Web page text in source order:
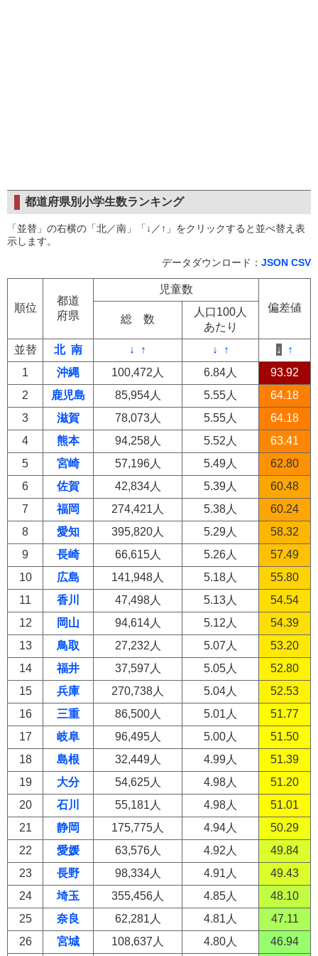
都道府県別小学生数ランキング
「並替」の右横の「北／南」「↓／↑」をクリックすると並べ替え表
示します。
データダウンロード： JSON CSV
順位
都道
府県
児童数
偏差値
総 数
人口100人
あたり
並替
北 南 ↓ ↑ ↓ ↑ ↓
↑
1
沖縄 100,472人 6.84人
93.92
2
鹿児島 85,954人 5.55人
64.18
3
滋賀 78,073人 5.55人
64.18
4
熊本 94,258人 5.52人
63.41
5
宮崎 57,196人 5.49人
62.80
6
佐賀 42,834人 5.39人
60.48
7
福岡 274,421人 5.38人
60.24
8
愛知 395,820人 5.29人
58.32
9
長崎 66,615人 5.26人
57.49
10
広島 141,948人 5.18人
55.80
11
香川 47,498人 5.13人
54.54
12
岡山 94,614人 5.12人
54.39
13
鳥取 27,232人 5.07人
53.20
14
福井 37,597人 5.05人
52.80
15
兵庫 270,738人 5.04人
52.53
16
三重 86,500人 5.01人
51.77
17
岐阜 96,495人 5.00人
51.50
18
島根 32,449人 4.99人
51.39
19
大分 54,625人 4.98人
51.20
20
石川 55,181人 4.98人
51.01
21
静岡 175,775人 4.94人
50.29
22
愛媛 63,576人 4.92人
49.84
23
長野 98,334人 4.91人
49.43
24
埼玉 355,456人 4.85人
48.10
25
奈良 62,281人 4.81人
47.11
26
宮城 108,637人 4.80人 46.94